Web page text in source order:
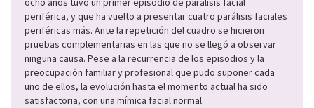
periférica, y que ha vuelto a presentar cuatro parálisis faciales
periféricas más. Ante la repetición del cuadro se hicieron
pruebas complementarias en las que no se llegó a observar
ninguna causa. Pese a la recurrencia de los episodios y la
preocupación familiar y profesional que pudo suponer cada
uno de ellos, la evolución hasta el momento actual ha sido
satisfactoria, con una mímica facial normal.